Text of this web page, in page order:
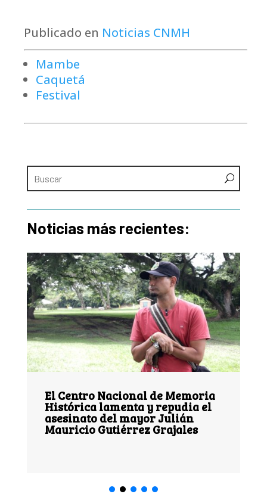
Publicado en Noticias CNMH
Mambe
Caquetá
Festival
Noticias más recientes:
El Centro Nacional de Memoria
Histórica lamenta y repudia el
asesinato del mayor Julián
Mauricio Gutiérrez Grajales